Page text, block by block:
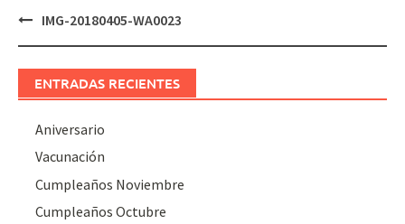
PostIMG-20180405-WA0023
ENTRADAS RECIENTES
Aniversario
Vacunación
Cumpleaños Noviembre
Cumpleaños Octubre